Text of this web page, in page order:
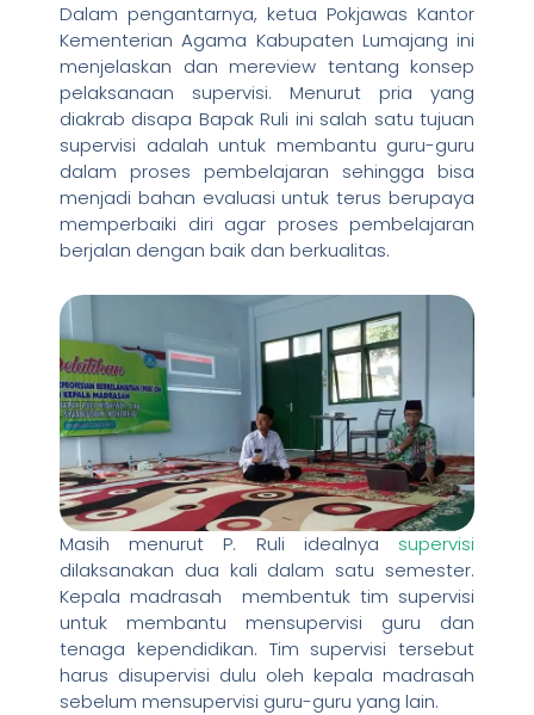
Dalam pengantarnya, ketua Pokjawas Kantor
Kementerian Agama Kabupaten Lumajang ini
menjelaskan dan mereview tentang konsep
pelaksanaan supervisi. Menurut pria yang
diakrab disapa Bapak Ruli ini salah satu tujuan
supervisi adalah untuk membantu guru-guru
dalam proses pembelajaran sehingga bisa
menjadi bahan evaluasi untuk terus berupaya
memperbaiki diri agar proses pembelajaran
berjalan dengan baik dan berkualitas.
Masih menurut P. Ruli idealnya supervisi
dilaksanakan dua kali dalam satu semester.
Kepala madrasah membentuk tim supervisi
untuk membantu mensupervisi guru dan
tenaga kependidikan. Tim supervisi tersebut
harus disupervisi dulu oleh kepala madrasah
sebelum mensupervisi guru-guru yang lain.